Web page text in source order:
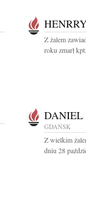
Z żalem
roku zmarł
DANIEL
GDAŃSK
Z wielkim
dniu 28